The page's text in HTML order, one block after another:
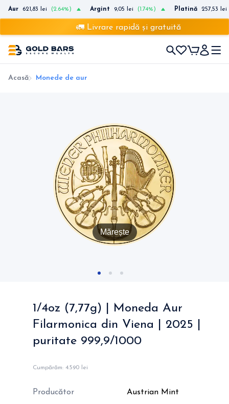
Aur 621,83 lei (2.64%) Argint 9,05 lei (1.74%) Platină 257,53 lei
🚛 Livrare rapidă și gratuită
Acasă Monede de aur
Mărește
1/4oz (7,77g) | Moneda Aur
Filarmonica din Viena | 2025 |
puritate 999,9/1000
Cumpărăm: 4.590 lei
Producător
Austrian Mint